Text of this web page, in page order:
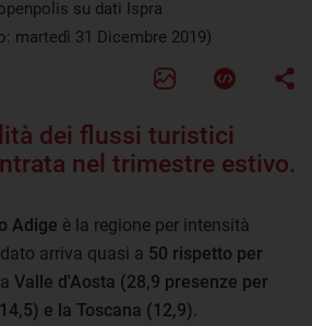
su dati Ispra
martedì 31 Dicembre 2019)
dei flussi turistici
nel trimestre estivo.
Adige è la regione per intensità
arriva quasi a 50 rispetto per
Valle d'Aosta (28,9 presenze per
e la Toscana (12,9).